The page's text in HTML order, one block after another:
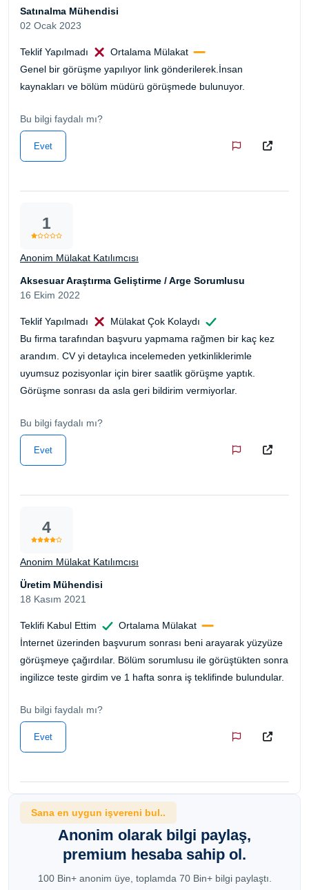
Satınalma Mühendisi
02 Ocak 2023
Teklif Yapılmadı
Ortalama Mülakat
Genel bir görüşme yapılıyor link gönderilerek.İnsan
kaynakları ve bölüm müdürü görüşmede bulunuyor.
Bu bilgi faydalı mı?
Evet
1
Anonim Mülakat Katılımcısı
Aksesuar Araştırma Geliştirme / Arge Sorumlusu
16 Ekim 2022
Teklif Yapılmadı
Mülakat Çok Kolaydı
Bu firma tarafından başvuru yapmama rağmen bir kaç kez
arandım. CV yi detaylıca incelemeden yetkinliklerimle
uyumsuz pozisyonlar için birer saatlik görüşme yaptık.
Görüşme sonrası da asla geri bildirim vermiyorlar.
Bu bilgi faydalı mı?
Evet
4
Anonim Mülakat Katılımcısı
Üretim Mühendisi
18 Kasım 2021
Teklifi Kabul Ettim
Ortalama Mülakat
İnternet üzerinden başvurum sonrası beni arayarak yüzyüze
görüşmeye çağırdılar. Bölüm sorumlusu ile görüştükten sonra
ingilizce teste girdim ve 1 hafta sonra iş teklifinde bulundular.
Bu bilgi faydalı mı?
Evet
Sana en uygun işvereni bul..
Anonim olarak bilgi paylaş,
premium hesaba sahip ol.
100 Bin+ anonim üye, toplamda 70 Bin+ bilgi paylaştı.